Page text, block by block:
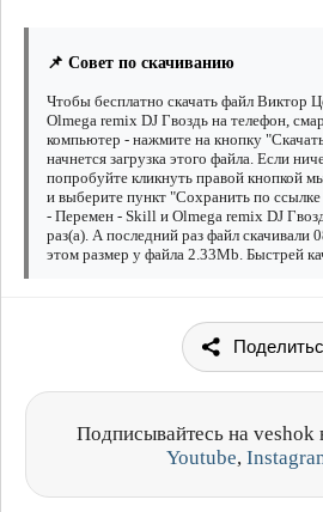
📌 Совет по скачиванию
Чтобы бесплатно скачать файл Виктор
Olmega remix DJ Гвоздь на телефон,
компьютер - нажмите на кнопку
начнется загрузка этого файла. Если
попробуйте кликнуть правой кнопкой
и выберите пункт "Сохранить по
- Перемен - Skill и Olmega remix DJ
раз(а). А последний раз файл скачивали
этом размер у файла 2.33Mb. Быстрей
Подписывайтесь на veshok
Youtube,